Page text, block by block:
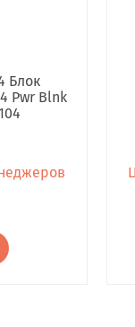
Блок
Pwr Blnk